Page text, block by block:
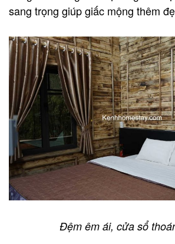
sang trọng giúp giấc mộng thêm
Đệm êm ái, cửa sổ